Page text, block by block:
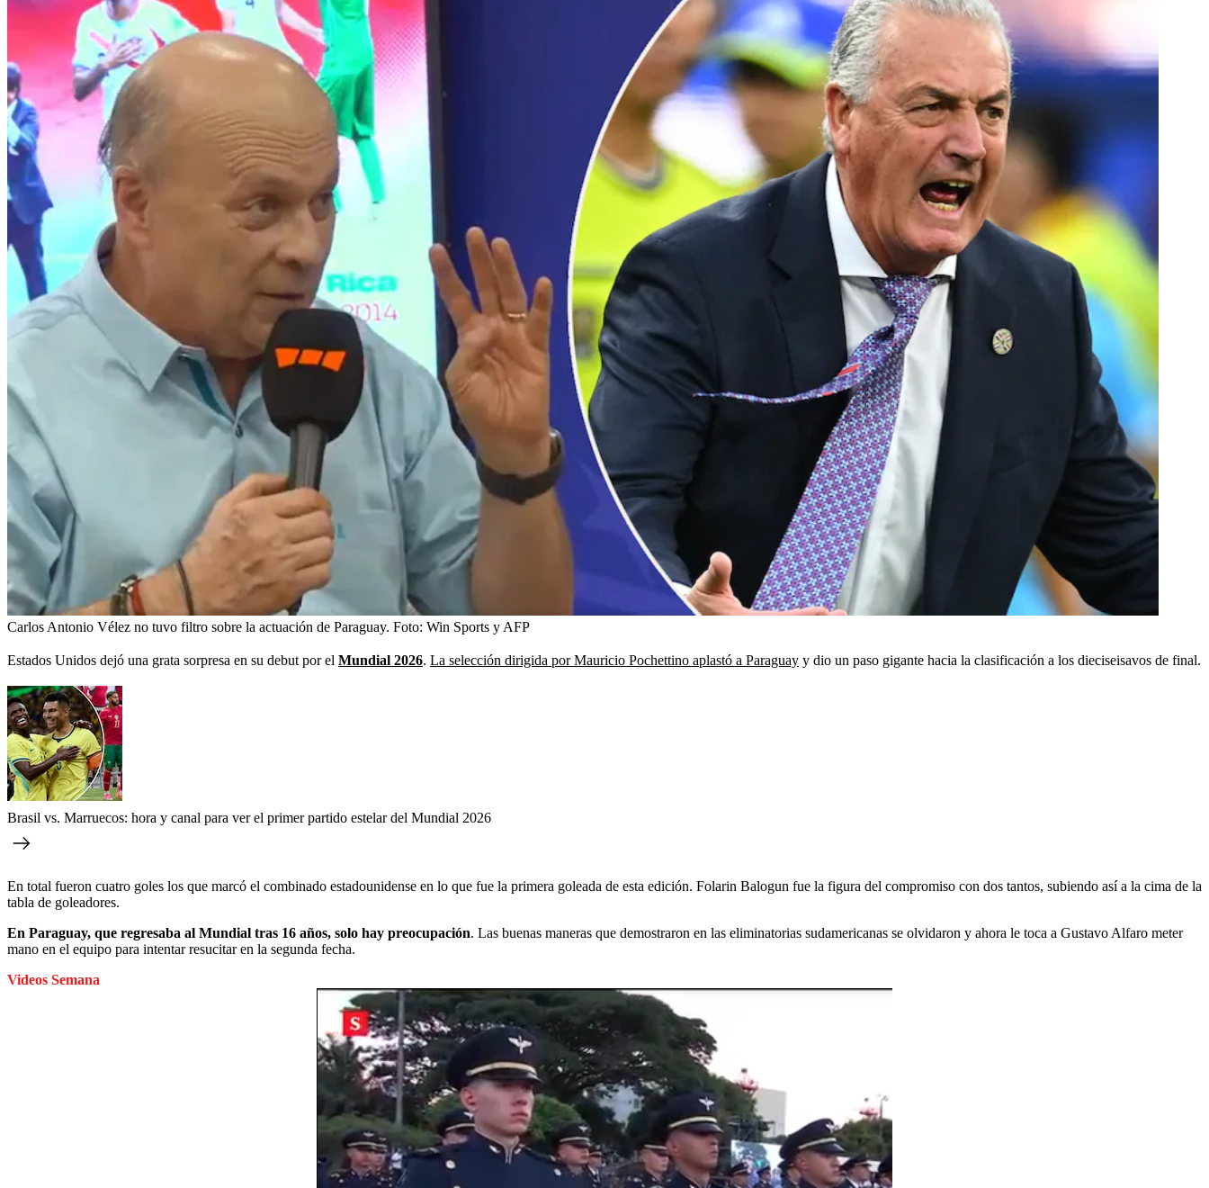
Carlos Antonio Vélez no tuvo filtro sobre la actuación de Paraguay. Foto: Win Sports y AFP
Estados Unidos dejó una grata sorpresa en su debut por el Mundial 2026. La selección dirigida porMauricio Pochettino aplastó a Paraguay y dio un paso gigante hacia la clasificación a los dieciseisavos de final.
Brasil vs. Marruecos: hora y canal para ver el primer partido estelar del Mundial 2026
En total fueron cuatro goles los que marcó el combinado estadounidense en lo que fue la primera goleada de esta edición. Folarin Balogun fue la figura del compromiso con dos tantos, subiendo así a la cima de la
tabla de goleadores.
En Paraguay, que regresaba al Mundial tras 16 años, solo hay preocupación. Las buenas maneras que demostraron en las eliminatorias sudamericanas se olvidaron y ahora le toca a Gustavo Alfaro meter
mano en el equipo para intentar resucitar en la segunda fecha.
Videos Semana